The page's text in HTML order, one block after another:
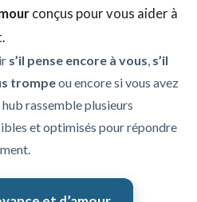
conçus pour vous aider à
s’il pense encore à vous, s’il
trompeou encore si vous avez
hub rassemble plusieurs
et optimisés pour répondre